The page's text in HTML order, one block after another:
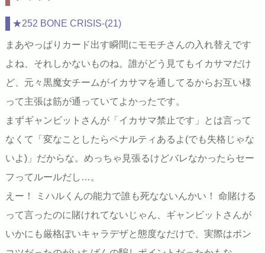
★252 BONE CRISIS-(21)
まあやっぱりカード出す瞬間にモモチさんの入れ替えです
よね、それしかないものね。誰がどう見てもイカサマだけ
ど、元々黒魔女チームがイカサマを通してるからお互い様
って主張は筋が通っていてよかったです。
まずギャンビットさんが「イカサマ禁止です」とは言って
なくて「変なことしたらペナルティあるよ(でも失格じゃな
いよ)」だからな。めっちゃ見張るけどバレなかったらセー
フってルールだし…。
えー！ ミハルくんの能力で誰も死なないんかい！ 命賭ける
って言ったのに賭けれてないじゃん、ギャンビットさんが
いかにも厳格ぽいキャラデザと態度なだけで、実際はポン